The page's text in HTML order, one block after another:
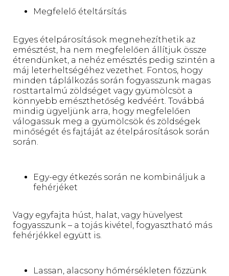
Megfelelő ételtársítás
Egyes ételpárosítások megnehezíthetik az
emésztést, ha nem megfelelően állítjuk össze
étrendünket, a nehéz emésztés pedig szintén a
máj leterheltségéhez vezethet. Fontos, hogy
minden táplálkozás során fogyasszunk magas
rosttartalmú zöldséget vagy gyümölcsöt a
könnyebb emészthetőség kedvéért. Továbbá
mindig ügyeljünk arra, hogy megfelelően
válogassuk meg a gyümölcsök és zöldségek
minőségét és fajtáját az ételpárosítások során
során.
Egy-egy étkezés során ne kombináljuk a
fehérjéket
Vagy egyfajta húst, halat, vagy hüvelyest
fogyasszunk – a tojás kivétel, fogyasztható más
fehérjékkel együtt is.
Lassan, alacsony hőmérsékleten főzzünk